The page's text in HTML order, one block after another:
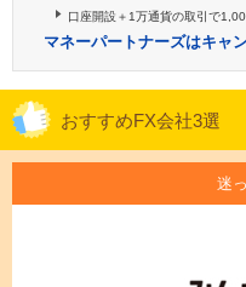
口座開設＋1万通貨の取引で
マネーパートナーズはキャ
おすすめFX会社3選
迷